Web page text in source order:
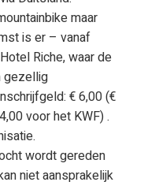
maar
is er – vanaf
Riche, waar de
gezellig
€ 6,00 (€
voor het KWF) .
wordt gereden
niet aansprakelijk